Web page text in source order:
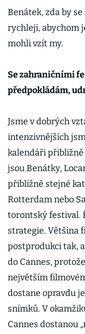
Benátek, zda by
rychleji, abychom
mohli vzít my.
Se zahraničními
předpokládám,
Jsme v dobrých
intenzivnějších
kalendáři přibližně
jsou Benátky,
přibližně stejné
Rotterdam nebo
torontský festival.
strategie. Většina
postprodukci tak,
do Cannes,
největším
dostane opravdu
snímků. V
Cannes dostanou